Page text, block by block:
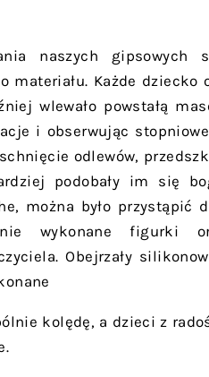
naszych gipsowych
materiału. Każde dziecko
wlewało powstałą
i obserwując
odlewów,
podobały im się
można było przystąpić
wykonane figurki
Obejrzały
kolędę, a dzieci z